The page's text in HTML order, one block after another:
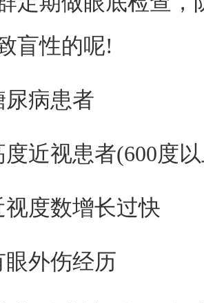
盲性的呢!
病患者
视患者(600度以
度数增长过快
外伤经历